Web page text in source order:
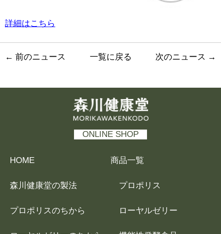
詳細はこちら
← 前のニュース 一覧に戻る 次のニュース →
森川健康堂 MORIKAWAKENKODO
ONLINE SHOP
HOME 商品一覧
プロポリス
ローヤルゼリー
森川健康堂の製法
プロポリスのちから